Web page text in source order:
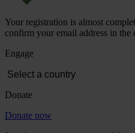
Your registration is almost
confirm your email address in the
Engage
Donate
Donate now